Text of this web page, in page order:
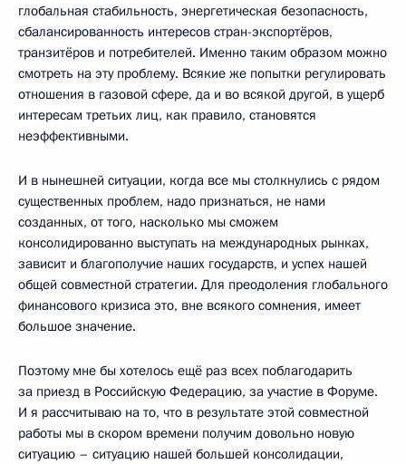
глобальная стабильность, энергетическая безопасность,
сбалансированность интересов стран-экспортёров,
транзитёров и потребителей. Именно таким образом можно
смотреть на эту проблему. Всякие же попытки регулировать
отношения в газовой сфере, да и во всякой другой, в ущерб
интересам третьих лиц, как правило, становятся
неэффективными.
И в нынешней ситуации, когда все мы столкнулись с рядом
существенных проблем, надо признаться, не нами
созданных, от того, насколько мы сможем
консолидированно выступать на международных рынках,
зависит и благополучие наших государств, и успех нашей
общей совместной стратегии. Для преодоления глобального
финансового кризиса это, вне всякого сомнения, имеет
большое значение.
Поэтому мне бы хотелось ещё раз всех поблагодарить
за приезд в Российскую Федерацию, за участие в Форуме.
И я рассчитываю на то, что в результате этой совместной
работы мы в скором времени получим довольно новую
ситуацию – ситуацию нашей большей консолидации,